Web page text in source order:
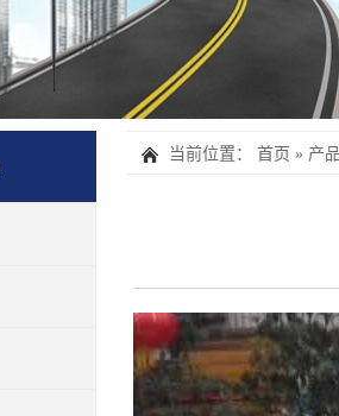
当前位置： 首页 » 产